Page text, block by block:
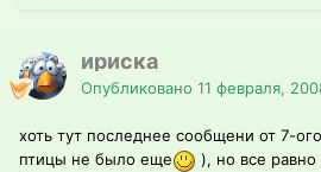
ириска
Опубликовано 11 февраля,
хоть тут последнее сообщени от 7-
птицы не было еще
), но все равно